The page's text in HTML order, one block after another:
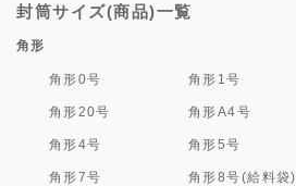
封筒サイズ(商品)一覧
角形
角形0号 角形1号
角形20号 角形A4号
角形4号 角形5号
角形7号 角形8号(給料袋)